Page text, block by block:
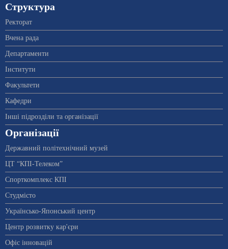
Структура
Ректорат
Вчена рада
Департаменти
Інститути
Факультети
Кафедри
Інші підрозділи та організації
Організації
Державний політехнічний музей
ЦТ “КПІ-Телеком”
Спорткомплекс КПІ
Студмісто
Українсько-Японський центр
Центр розвитку кар'єри
Офіс інновацій